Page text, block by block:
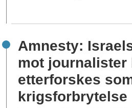
Amnesty:
mot journalister
etterforskes
krigsforbrytelse